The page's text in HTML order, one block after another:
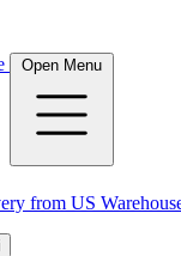
Open Menu
from US